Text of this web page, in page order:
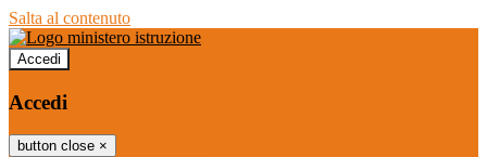
Salta al contenuto
Accedi
Accedi
button close ×